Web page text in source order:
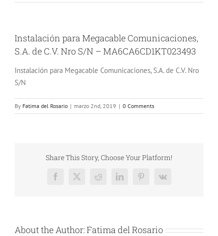
Instalación para Megacable Comunicaciones,
S.A. de C.V. Nro S/N – MA6CA6CD1KT023493
Instalación para Megacable Comunicaciones, S.A. de C.V. Nro
S/N
By Fatima del Rosario | marzo 2nd, 2019 | 0 Comments
Share This Story, Choose Your Platform!
Facebook
X RedditLinkedInPinterest
Vk
About the Author:Fatima del Rosario